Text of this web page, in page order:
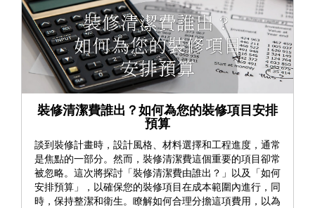
裝修清潔費誰出？如何為您的裝修項目安排
預算
談到裝修計畫時，設計風格、材料選擇和工程進度，通常
是焦點的一部分。然而，裝修清潔費這個重要的項目卻常
被忽略。這次將探討「裝修清潔費由誰出？」以及「如何
安排預算」，以確保您的裝修項目在成本範圍內進行，同
時，保持整潔和衛生。瞭解如何合理分擔這項費用，以為